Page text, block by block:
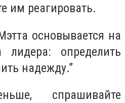
им реагировать.
основывается на
лидера: определить
надежду.”
спрашивайте